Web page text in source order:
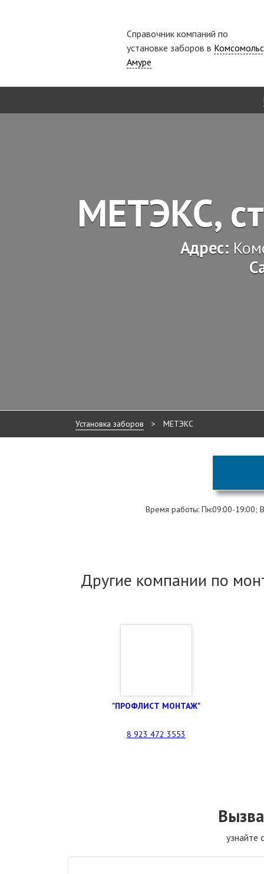
Справочник компаний по
установке заборов в
Амуре
МЕТЭКС,
Адрес:
Установка заборов > МЕТЭКС
Время работы: Пн:09:00-19:00;
Другие компании по
"ПРОФЛИСТ МОНТАЖ"
8 923 472 3553
узнайте